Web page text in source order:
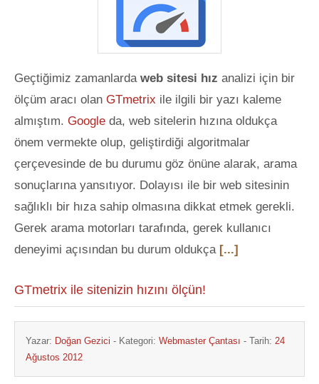
Geçtiğimiz zamanlarda web sitesi hız analizi için bir
ölçüm aracı olan GTmetrix ile ilgili bir yazı kaleme
almıştım. Google da, web sitelerin hızına oldukça
önem vermekte olup, geliştirdiği algoritmalar
çerçevesinde de bu durumu göz önüne alarak, arama
sonuçlarına yansıtıyor. Dolayısı ile bir web sitesinin
sağlıklı bir hıza sahip olmasına dikkat etmek gerekli.
Gerek arama motorları tarafında, gerek kullanıcı
deneyimi açısından bu durum oldukça [...]
GTmetrix ile sitenizin hızını ölçün!
Yazar: Doğan Gezici - Kategori: Webmaster Çantası - Tarih: 24
Ağustos 2012